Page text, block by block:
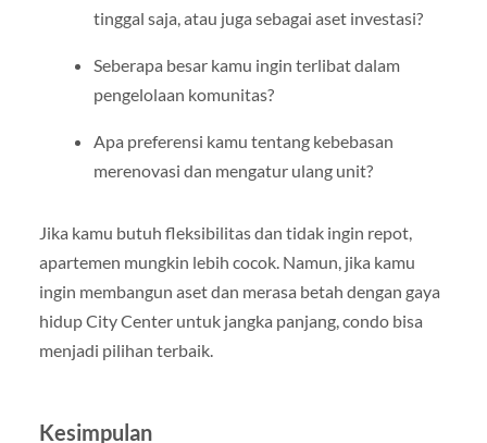
tinggal saja, atau juga sebagai aset investasi?
Seberapa besar kamu ingin terlibat dalam
pengelolaan komunitas?
Apa preferensi kamu tentang kebebasan
merenovasi dan mengatur ulang unit?
Jika kamu butuh fleksibilitas dan tidak ingin repot,
apartemen mungkin lebih cocok. Namun, jika kamu
ingin membangun aset dan merasa betah dengan gaya
hidup City Center untuk jangka panjang, condo bisa
menjadi pilihan terbaik.
Kesimpulan